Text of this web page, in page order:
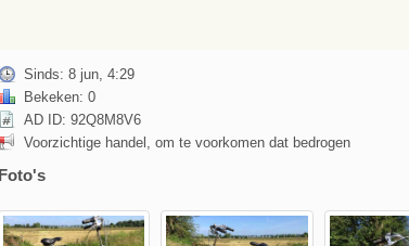
Sinds: 8 jun, 4:29
Bekeken: 0
AD ID: 92Q8M8V6
Voorzichtige handel, om te voorkomen dat bedrogen
Foto's